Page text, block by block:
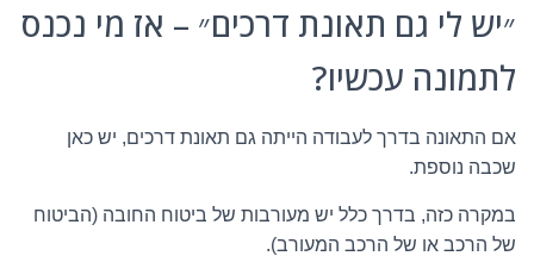
״יש לי גם תאונת דרכים״ – אז מי נכנס
לתמונה עכשיו?
אם התאונה בדרך לעבודה הייתה גם תאונת דרכים, יש כאן
שכבה נוספת.
במקרה כזה, בדרך כלל יש מעורבות של ביטוח החובה (הביטוח
של הרכב או של הרכב המעורב).